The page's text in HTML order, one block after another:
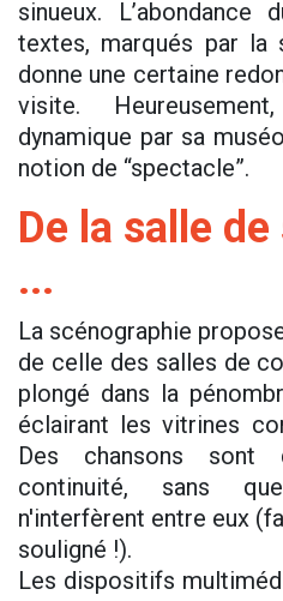
sinueux.
textes, marqués par la
donne une certaine
visite.
dynamique par sa
notion de “spectacle”.
De la salle
...
La scénographie
de celle des salles de
plongé dans la
éclairant les vitrines
Des chansons sont
continuité, sans
n'interfèrent entre eux
souligné !).
Les dispositifs